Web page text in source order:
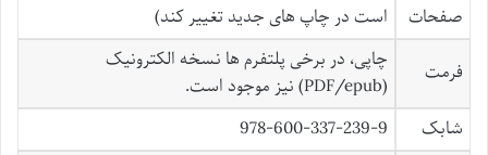
صفحات
است در چاپ های جدید تغییر کند)
فرمت
چاپی، در برخی پلتفرم ها نسخه الکترونیک
(PDF/epub) نیز موجود است.
شابک
978-600-337-239-9